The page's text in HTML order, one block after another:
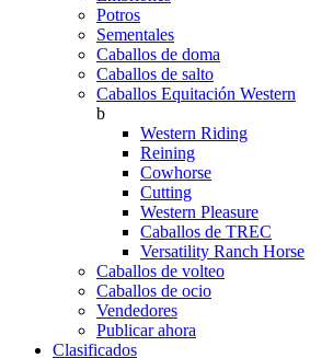
Potros
Sementales
Caballos de doma
Caballos de salto
Caballos Equitación Western
b
Western Riding
Reining
Cowhorse
Cutting
Western Pleasure
Caballos de TREC
Versatility Ranch Horse
Caballos de volteo
Caballos de ocio
Vendedores
Publicar ahora
Clasificados